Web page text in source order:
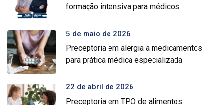
formação intensiva para médicos
5 de maio de 2026
Preceptoria em alergia a medicamentos
para prática médica especializada
22 de abril de 2026
Preceptoria em TPO de alimentos: